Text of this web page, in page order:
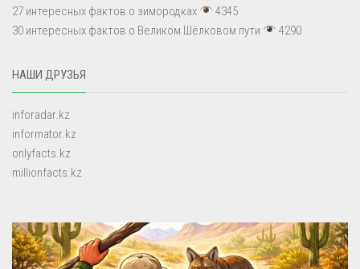
27 интересных фактов о зимородках
4345
30 интересных фактов о Великом Шёлковом пути
4290
НАШИ ДРУЗЬЯ
inforadar.kz
informator.kz
onlyfacts.kz
millionfacts.kz